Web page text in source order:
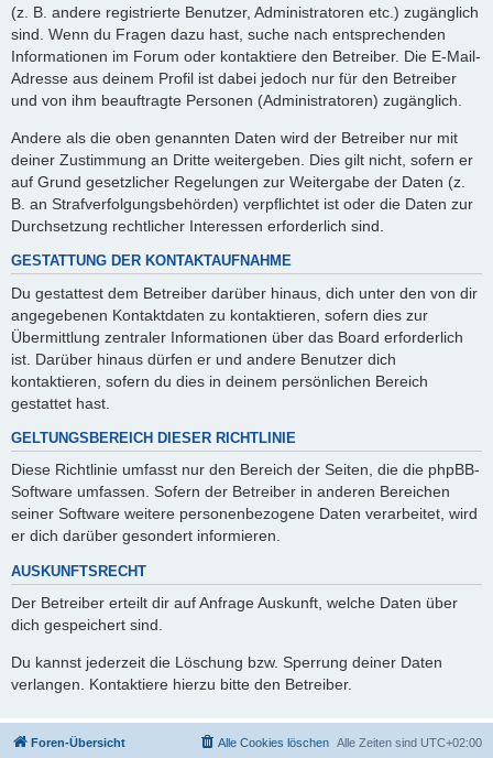
(z. B. andere registrierte Benutzer, Administratoren etc.) zugänglich
sind. Wenn du Fragen dazu hast, suche nach entsprechenden
Informationen im Forum oder kontaktiere den Betreiber. Die E-Mail-
Adresse aus deinem Profil ist dabei jedoch nur für den Betreiber
und von ihm beauftragte Personen (Administratoren) zugänglich.
Andere als die oben genannten Daten wird der Betreiber nur mit
deiner Zustimmung an Dritte weitergeben. Dies gilt nicht, sofern er
auf Grund gesetzlicher Regelungen zur Weitergabe der Daten (z.
B. an Strafverfolgungsbehörden) verpflichtet ist oder die Daten zur
Durchsetzung rechtlicher Interessen erforderlich sind.
GESTATTUNG DER KONTAKTAUFNAHME
Du gestattest dem Betreiber darüber hinaus, dich unter den von dir
angegebenen Kontaktdaten zu kontaktieren, sofern dies zur
Übermittlung zentraler Informationen über das Board erforderlich
ist. Darüber hinaus dürfen er und andere Benutzer dich
kontaktieren, sofern du dies in deinem persönlichen Bereich
gestattet hast.
GELTUNGSBEREICH DIESER RICHTLINIE
Diese Richtlinie umfasst nur den Bereich der Seiten, die die phpBB-
Software umfassen. Sofern der Betreiber in anderen Bereichen
seiner Software weitere personenbezogene Daten verarbeitet, wird
er dich darüber gesondert informieren.
AUSKUNFTSRECHT
Der Betreiber erteilt dir auf Anfrage Auskunft, welche Daten über
dich gespeichert sind.
Du kannst jederzeit die Löschung bzw. Sperrung deiner Daten
verlangen. Kontaktiere hierzu bitte den Betreiber.
Foren-Übersicht Alle Zeiten sind UTC+02:00
Alle Cookies löschen